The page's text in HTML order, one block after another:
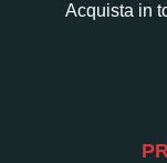
Acquista in